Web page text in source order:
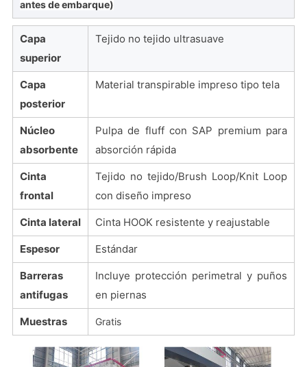
antes de embarque)
Capa
superior
Tejido no tejido ultrasuave
Capa
posterior
Material transpirable impreso tipo tela
Núcleo
absorbente
Pulpa de fluff con SAP premium para
absorción rápida
Cinta
frontal
Tejido no tejido/Brush Loop/Knit Loop
con diseño impreso
Cinta lateral Cinta HOOK resistente y reajustable
Espesor Estándar
Barreras
antifugas
Incluye protección perimetral y puños
en piernas
Muestras Gratis